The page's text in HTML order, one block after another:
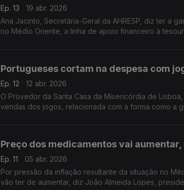
Ep. 13
19 abr. 2026
Ana Jacinto, Secretária-Geral da AHRESP, diz ter a
no Médio Oriente, a linha de apoio financeiro à
Portugueses cortam na despesa com
Ep. 12
12 abr. 2026
O Provedor da Santa Casa da Misericórdia de
vendas dos jogos, relacionada com a forma como a
Preço dos medicamentos vai
Ep. 11
05 abr. 2026
Por pressão da inflação resultante da situação no
vão ter de aumentar, diz João Almeida Lopes,